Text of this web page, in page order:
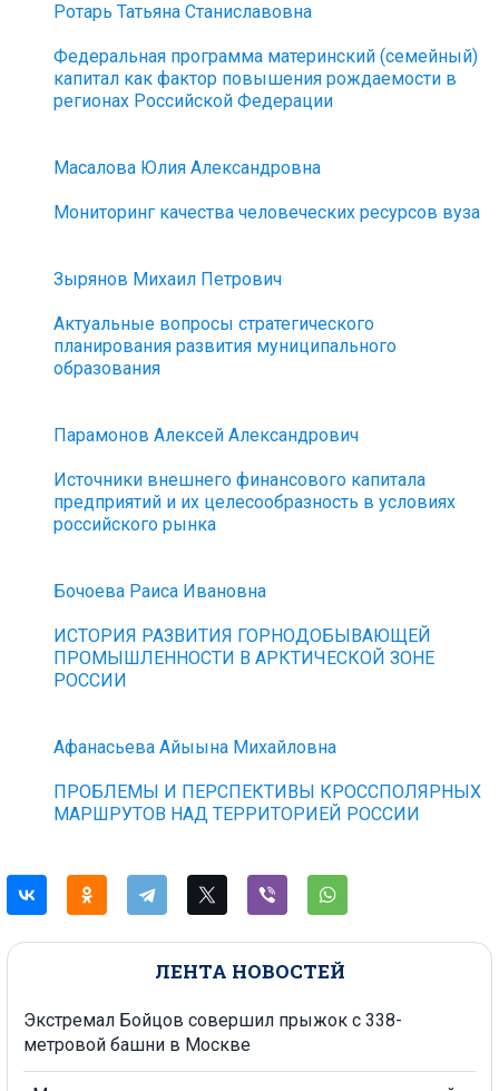
ЛЕНТА НОВОСТЕЙ
Экстремал Бойцов совершил прыжок с 338-
метровой башни в Москве
Ротарь Татьяна Станиславовна
Федеральная программа материнский (семейный)
капитал как фактор повышения рождаемости в
регионах Российской Федерации
Масалова Юлия Александровна
Мониторинг качества человеческих ресурсов вуза
Зырянов Михаил Петрович
Актуальные вопросы стратегического
планирования развития муниципального
образования
Парамонов Алексей Александрович
Источники внешнего финансового капитала
предприятий и их целесообразность в условиях
российского рынка
Бочоева Раиса Ивановна
ИСТОРИЯ РАЗВИТИЯ ГОРНОДОБЫВАЮЩЕЙ
ПРОМЫШЛЕННОСТИ В АРКТИЧЕСКОЙ ЗОНЕ
РОССИИ
Афанасьева Айыына Михайловна
ПРОБЛЕМЫ И ПЕРСПЕКТИВЫ КРОССПОЛЯРНЫХ
МАРШРУТОВ НАД ТЕРРИТОРИЕЙ РОССИИ